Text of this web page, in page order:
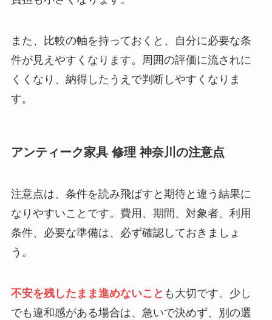
また、比較の軸を持っておくと、自分に必要な条
件が見えやすくなります。周囲の評価に流されに
くくなり、納得したうえで判断しやすくなりま
す。
アンティーク家具 修理 神奈川の注意点
注意点は、条件を読み飛ばすと期待と違う結果に
なりやすいことです。費用、期間、対象者、利用
条件、必要な準備は、必ず確認しておきましょ
う。
不安を残したまま進めないこと も大切です。少し
でも違和感がある場合は、急いで決めず、別の選